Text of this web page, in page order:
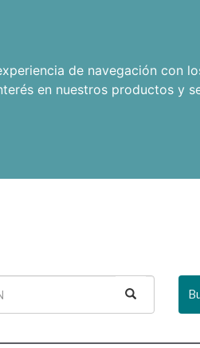
de navegación con
en nuestros productos y